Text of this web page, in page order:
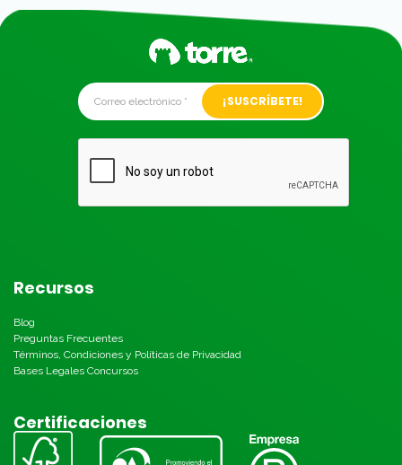
Alternative:
Recursos
Blog
Preguntas Frecuentes
Términos, Condiciones y Políticas de Privacidad
Bases Legales Concursos
Certificaciones